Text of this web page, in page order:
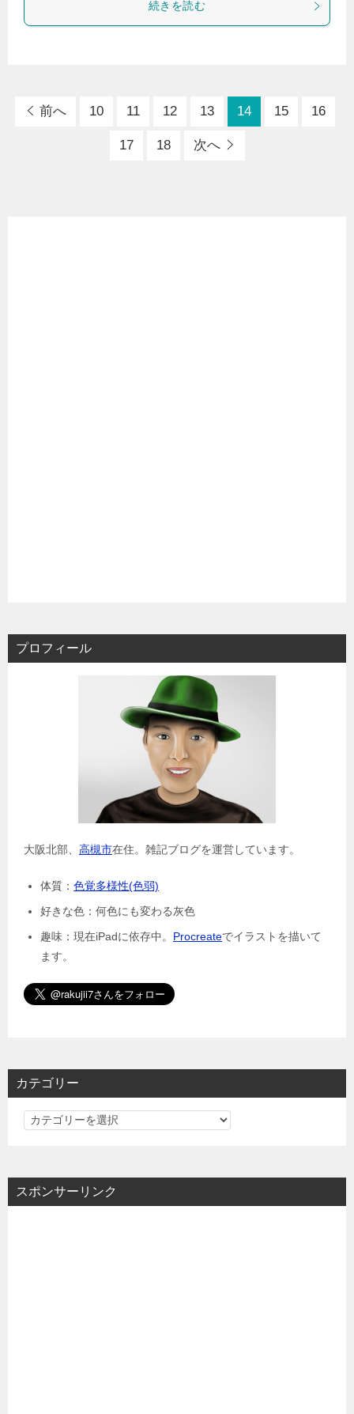
続きを読む
前へ 10 11 12 13 14 15 16
17 18 次へ
プロフィール
大阪北部、 高槻市在住。雑記ブログを運営しています。
体質： 色覚多様性(色弱)
好きな色：何色にも変わる灰色
趣味：現在iPadに依存中。 Procreateでイラストを描いて
ます。
カテゴリー
カ
リ
ー
スポンサーリンク